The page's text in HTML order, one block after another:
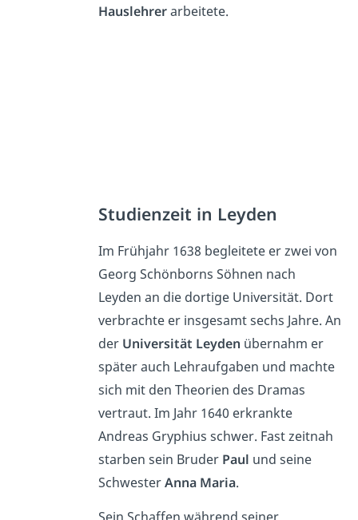
Hauslehrerarbeitete.
Studienzeit in Leyden
Im Frühjahr 1638 begleitete er zwei von
Georg Schönborns Söhnen nach
Leyden an die dortige Universität. Dort
verbrachte er insgesamt sechs Jahre. An
der Universität Leyden übernahm er
später auch Lehraufgaben und machte
sich mit den Theorien des Dramas
vertraut. Im Jahr 1640 erkrankte
Andreas Gryphius schwer. Fast zeitnah
starben sein Bruder Paul und seine
SchwesterAnna Maria.